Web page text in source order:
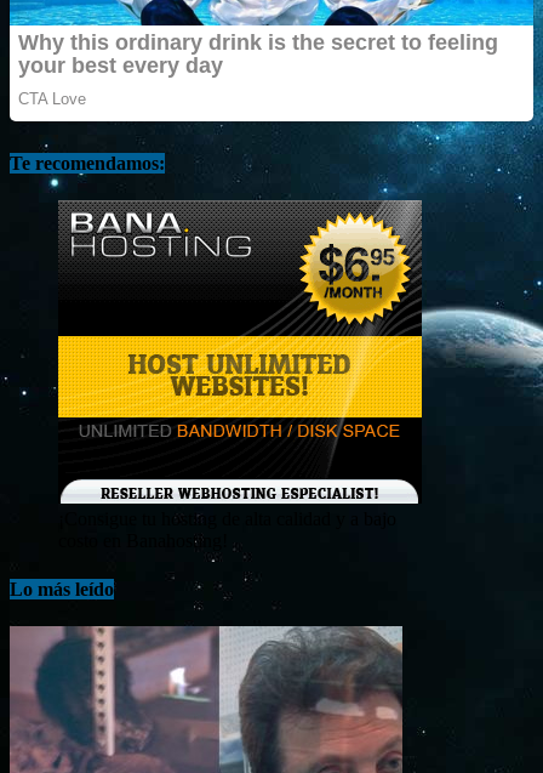
Te recomendamos:
¡Consigue tu hosting de alta calidad y a bajo
costo en Banahosting!
Lo más leído